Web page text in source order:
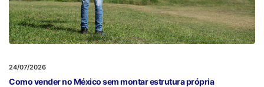
24/07/2026
Como vender no México sem montar estrutura própria